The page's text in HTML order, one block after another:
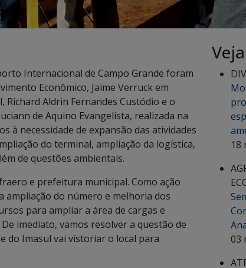
Internacional de Campo Grande foram
Econômico, Jaime Verruck em
Aldrin Fernandes Custódio e o
de Aquino Evangelista, realizada na
à necessidade de expansão das atividades
do terminal, ampliação da logística,
de questões ambientais.
e prefeitura municipal. Como ação
ampliação do número e melhoria dos
para ampliar a área de cargas e
imediato, vamos resolver a questão de
do Imasul vai vistoriar o local para
18
03